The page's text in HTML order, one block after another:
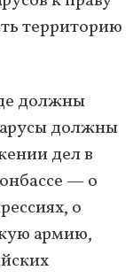
территорию
должны
должны
дел в
— о
о
армию,